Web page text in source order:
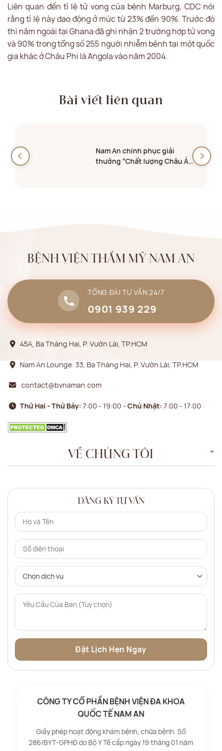
Liên quan đến tỉ lệ tử vong của bệnh Marburg, CDC nói
rằng tỉ lệ này dao động ở mức từ 23% đến 90%. Trước đó
thì năm ngoái tại Ghana đã ghi nhận 2 trường hợp tử vong
và 90% trong tổng số 255 người nhiễm bệnh tại một quốc
gia khác ở Châu Phi là Angola vào năm 2004.
Bài viết liên quan
Nam An chinh phục giải
thưởng “Chất lượng Châu Á
BỆNH VIỆN THẨM MỸ NAM AN
TỔNG ĐÀI TƯ VẤN 24/7
0901 939 229
45A, Ba Tháng Hai, P. Vườn Lài, TP.HCM
Nam An Lounge: 33, Ba Tháng Hai, P. Vườn Lài, TP.HCM
contact@bvnaman.com
Thứ Hai - Thứ Bảy: 7:00 - 19:00 -Chủ Nhật: 7:00 - 17:00
VỀ CHÚNG TÔI
ĐĂNG KÝ TƯ VẤN
CÔNG TY CỔ PHẦN BỆNH VIỆN ĐA KHOA
QUỐC TẾ NAM AN
Giấy phép hoạt động khám bệnh, chữa bệnh: Số
286/BYT-GPHĐ do Bộ Y Tế cấp ngày 19 tháng 01 năm